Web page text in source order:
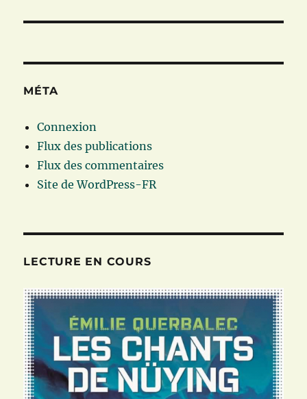
MÉTA
Connexion
Flux des publications
Flux des commentaires
Site de WordPress-FR
LECTURE EN COURS